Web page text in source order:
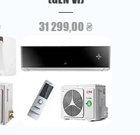
Ціна
31 299,00 ₴